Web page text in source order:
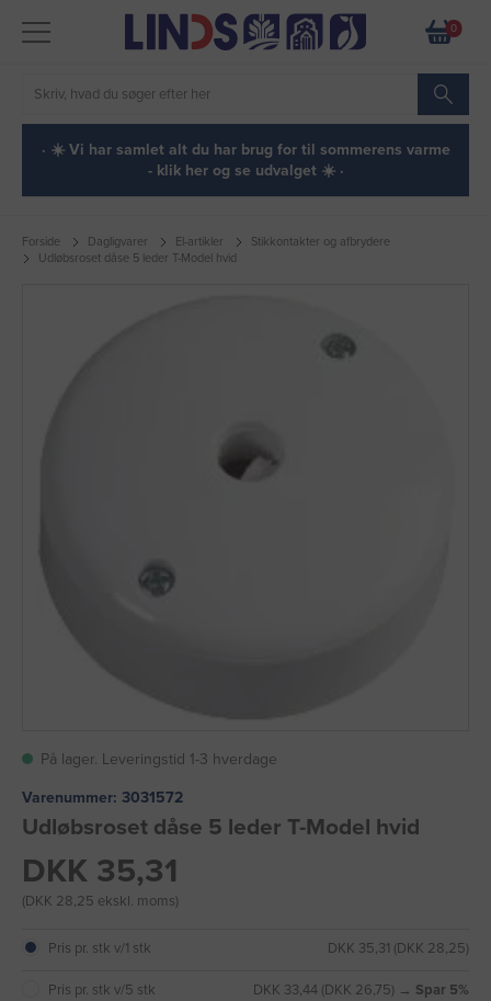
0
· ☀️ Vi har samlet alt du har brug for til sommerens varme
- klik her og se udvalget ☀️ ·
Forside Dagligvarer El-artikler
Stikkontakter og afbrydere
Udløbsroset dåse 5 leder T-Model hvid
På lager. Leveringstid 1-3 hverdage
Varenummer: 3031572
Udløbsroset dåse 5 leder T-Model hvid
DKK 35,31
(DKK 28,25 ekskl. moms)
Pris pr. stk v/1 stk DKK 35,31 (DKK 28,25)
Pris pr. stk v/5 stk DKK 33,44 (DKK 26,75) → Spar 5%